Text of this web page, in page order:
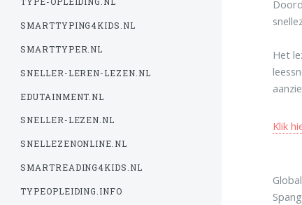
Het
Klik
SMARTTYPING4KIDS.NL
SMARTTYPER.NL
SNELLER-LEREN-LEZEN.NL
EDUTAINMENT.NL
SNELLER-LEZEN.NL
SNELLEZENONLINE.NL
SMARTREADING4KIDS.NL
TYPEOPLEIDING.INFO